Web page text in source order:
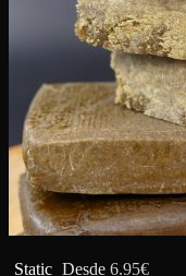
Static Desde 6.95€